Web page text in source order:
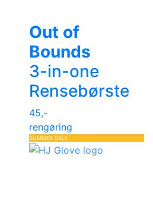
Out of
Bounds
3-in-one
Rensebørste
45,-
rengøring
SUMMER SALE